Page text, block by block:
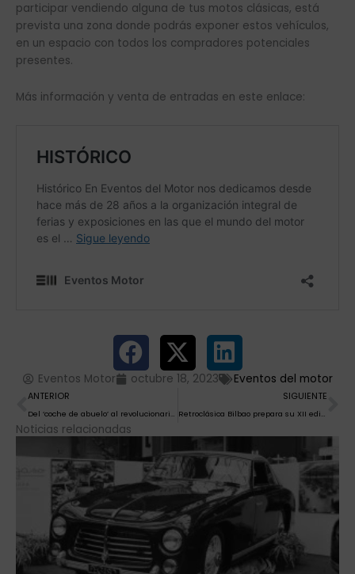
participar vendiendo alguna de tus motos clásicas, está
prevista una zona donde podrás exponer estos vehículos,
en un espacio con todos los compradores potenciales
presentes.
Más información y venta de entradas en este enlace:
Eventos Motor octubre 18, 2023 Eventos del motor
Ant
ANTERIOR
Del ‘coche de abuelo’ al revolucionario Mercedes SLK
SIGUIENTE
Retroclásica Bilbao prepara su XII edición del 10 al 12 de noviembre en BEC
Noticias relacionadas